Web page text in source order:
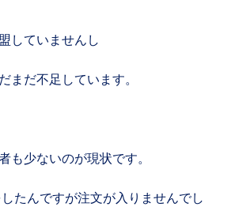
していませんし
まだ不足しています。
も少ないのが現状です。
たんですが注文が入りませんでし